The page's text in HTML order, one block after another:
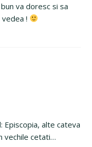
va doresc si sa
!
Episcopia, alte cateva
vechile cetati…